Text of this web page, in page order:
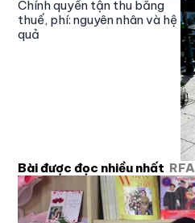
Chính quyền tận thu bằng
thuế, phí: nguyên nhân và hệ
quả
Bài được đọc nhiều nhất RFA